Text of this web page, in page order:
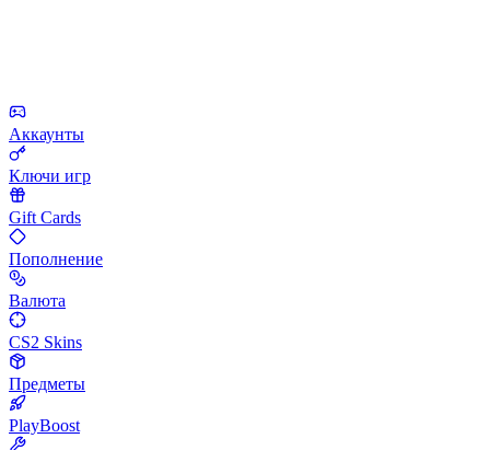
Аккаунты
Ключи игр
Gift Cards
Пополнение
Валюта
CS2 Skins
Предметы
PlayBoost